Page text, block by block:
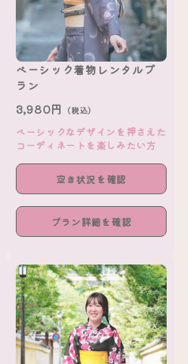
ベーシック着物レンタルプ
ラン
3,980円 （税込）
ベーシックなデザインを押さえた
コーディネートを楽しみたい方
空き状況を確認
プラン詳細を確認